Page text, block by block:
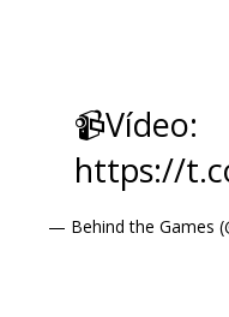
📹Vídeo:
https://
— Behind the Games